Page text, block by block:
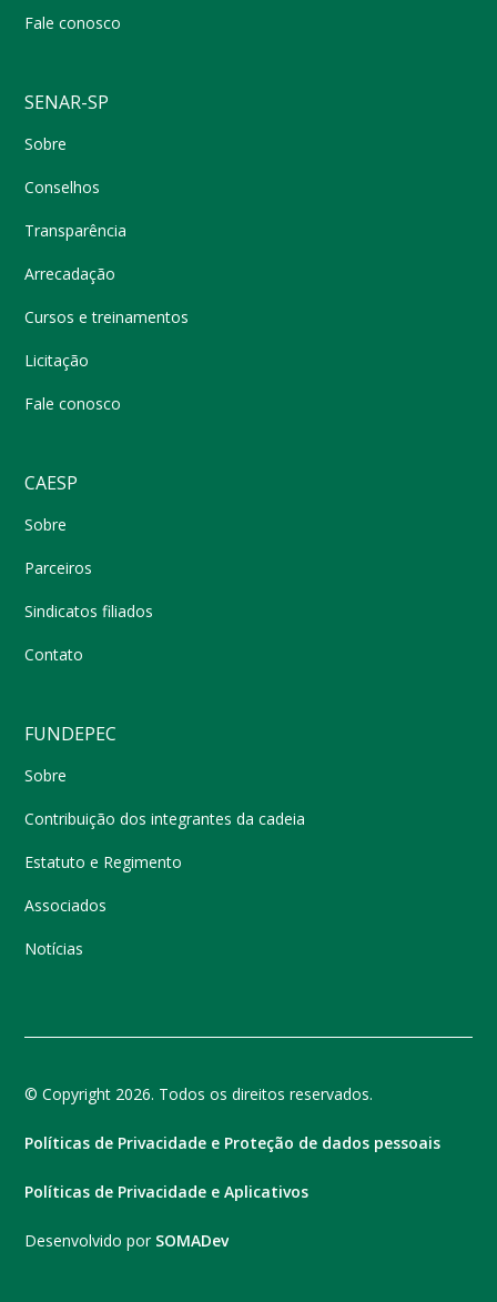
Fale conosco
SENAR-SP
Sobre
Conselhos
Transparência
Arrecadação
Cursos e treinamentos
Licitação
Fale conosco
CAESP
Sobre
Parceiros
Sindicatos filiados
Contato
FUNDEPEC
Sobre
Contribuição dos integrantes da cadeia
Estatuto e Regimento
Associados
Notícias
© Copyright 2026. Todos os direitos reservados.
Políticas de Privacidade e Proteção de dados pessoais
Políticas de Privacidade e Aplicativos
Desenvolvido por SOMADev